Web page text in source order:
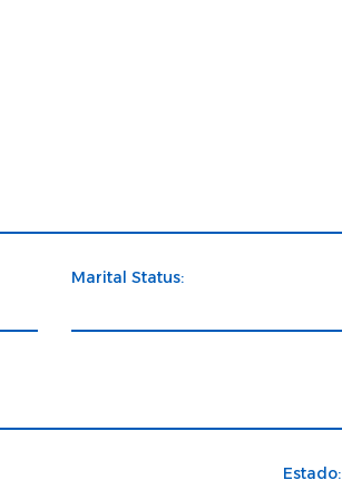
Marital Status:
Estado: